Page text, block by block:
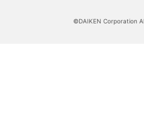
©DAIKEN Corporation